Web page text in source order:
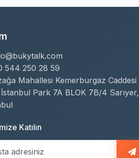
544 250 28 59
Mahallesi Kemerburgaz Caddesi
İstanbul Park 7A BLOK 7B/4 Sarıyer,
Katılın